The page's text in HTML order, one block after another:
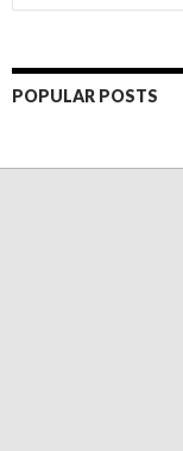
POPULAR POSTS